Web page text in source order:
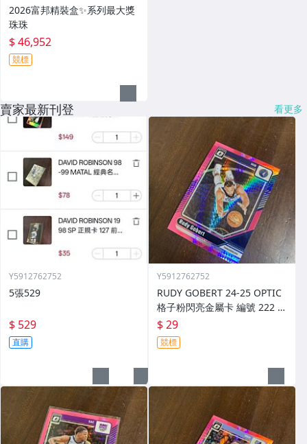
2026富邦精裝盒✨系列最大獎
珠珠
$ 46,952
競標
賣家最新刊登 看更多
Y5912762752
5張529
$ 529
直購
Y5912762752
RUDY GOBERT 24-25 OPTIC
格子粉閃亮金屬卡 編號 222 前
後圖
$ 29
競標